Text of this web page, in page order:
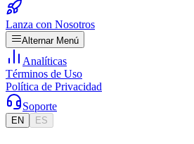
Lanza con Nosotros
Alternar Menú
Analíticas
Términos de Uso
Política de Privacidad
Soporte
EN ES